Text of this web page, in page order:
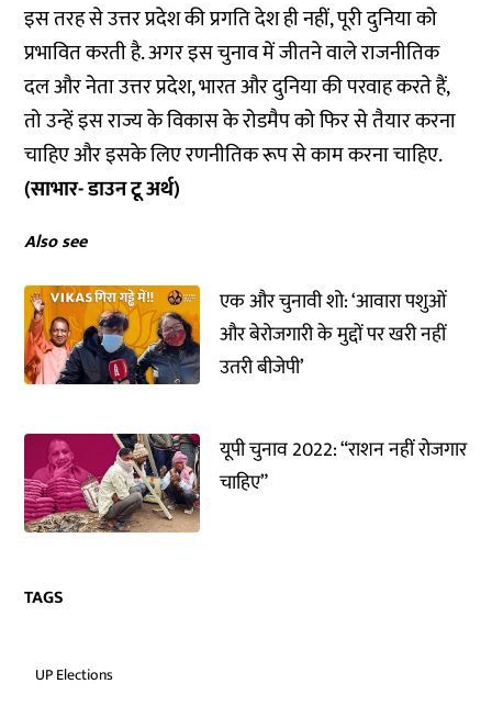
इस तरह से उत्तर प्रदेश की प्रगति देश ही नहीं, पूरी दुनिया को
प्रभावित करती है. अगर इस चुनाव में जीतने वाले राजनीतिक
दल और नेता उत्तर प्रदेश, भारत और दुनिया की परवाह करते हैं,
तो उन्हें इस राज्य के विकास के रोडमैप को फिर से तैयार करना
चाहिए और इसके लिए रणनीतिक रूप से काम करना चाहिए.
(साभार- डाउन टू अर्थ)
Also see
एक और चुनावी शो: ‘आवारा पशुओं
और बेरोजगारी के मुद्दों पर खरी नहीं
उतरी बीजेपी’
यूपी चुनाव 2022: “राशन नहीं रोजगार
चाहिए”
TAGS
UP Elections